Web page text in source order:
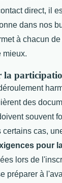
direct, il
dans nos
à chacun
mieux.
la
des
souvent
certains cas,
pour
lors de
préparer à